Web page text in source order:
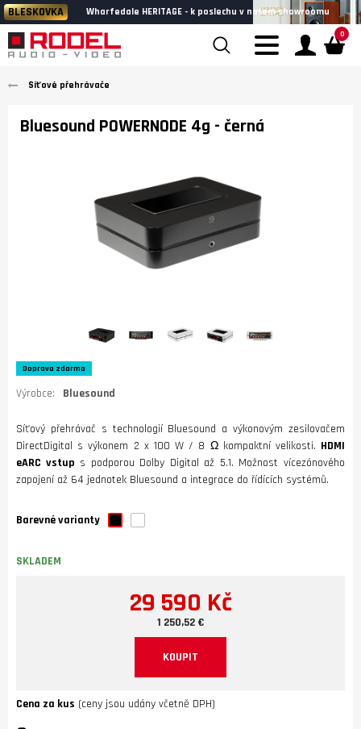
BLESKOVKA Wharfedale HERITAGE - k poslechu v našem showroomu
0
Síťové přehrávače
Bluesound POWERNODE 4g - černá
Doprava zdarma
Výrobce: Bluesound
Síťový přehrávač s technologií Bluesound a výkonovým zesilovačem
DirectDigital s výkonem 2 x 100 W / 8 Ω kompaktní velikosti. HDMI
eARC vstup s podporou Dolby Digital až 5.1. Možnost vícezónového
zapojení až 64 jednotek Bluesound a integrace do řídících systémů.
Barevné varianty
SKLADEM
29 590 Kč
1 250,52 €
KOUPIT
Cena za kus (ceny jsou udány včetně DPH)